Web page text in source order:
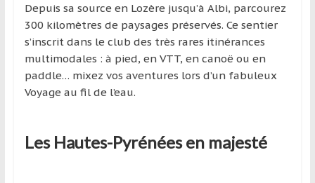
d’un
pays
d’une
région
Depuis sa source en Lozère jusqu’à Albi, parcourez
300 kilomètres de paysages préservés. Ce sentier
s’inscrit dans le club des très rares itinérances
multimodales : à pied, en VTT, en canoë ou en
paddle… mixez vos aventures lors d’un fabuleux
Voyage au fil de l’eau.
Les Hautes-Pyrénées en majesté